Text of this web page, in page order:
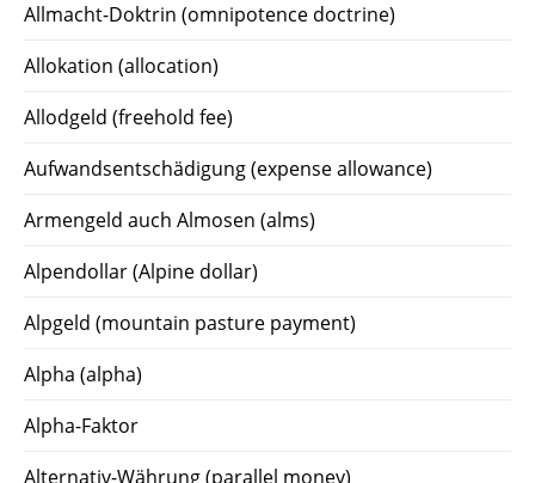
Allmacht-Doktrin (omnipotence doctrine)
Allokation (allocation)
Allodgeld (freehold fee)
Aufwandsentschädigung (expense allowance)
Armengeld auch Almosen (alms)
Alpendollar (Alpine dollar)
Alpgeld (mountain pasture payment)
Alpha (alpha)
Alpha-Faktor
Alternativ-Währung (parallel money)